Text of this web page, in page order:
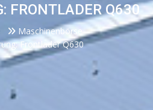
FRONTLADER Q630
Maschinenbörse
Frontlader Q630